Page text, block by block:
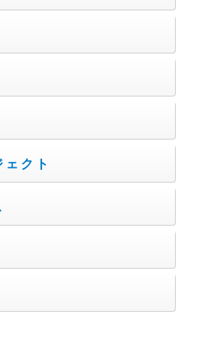
クト